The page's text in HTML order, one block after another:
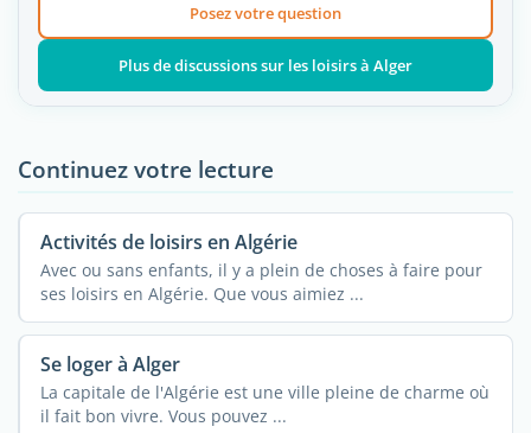
Posez votre question
Plus de discussions sur les loisirs à Alger
Continuez votre lecture
Activités de loisirs en Algérie
Avec ou sans enfants, il y a plein de choses à faire pour
ses loisirs en Algérie. Que vous aimiez ...
Se loger à Alger
La capitale de l'Algérie est une ville pleine de charme où
il fait bon vivre. Vous pouvez ...